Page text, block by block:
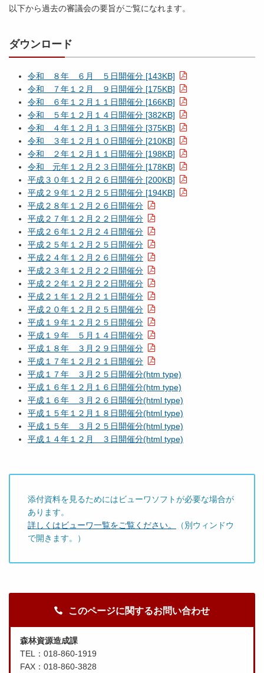
以下から過去の審議会の要旨がご覧になれます。
ダウンロード
令和 ８年 ６月 ５日開催分 [143KB]
令和 ７年１２月 ９日開催分 [175KB]
令和 ６年１２月１１日開催分 [166KB]
令和 ５年１２月１４日開催分 [382KB]
令和 ４年１２月１３日開催分 [375KB]
令和 ３年１２月１０日開催分 [210KB]
令和 ２年１２月１１日開催分 [198KB]
令和 元年１２月２３日開催分 [178KB]
平成３０年１２月２６日開催分 [200KB]
平成２９年１２月２５日開催分 [194KB]
平成２８年１２月２６日開催分
平成２７年１２月２２日開催分
平成２６年１２月２４日開催分
平成２５年１２月２５日開催分
平成２４年１２月２６日開催分
平成２３年１２月２２日開催分
平成２２年１２月２２日開催分
平成２１年１２月２１日開催分
平成２０年１２月２５日開催分
平成１９年１２月２５日開催分
平成１９年 ５月１４日開催分
平成１８年 ３月２９日開催分
平成１７年１２月２１日開催分
平成１７年 ３月２５日開催分(htm type)
平成１６年１２月１６日開催分(htm type)
平成１６年 ３月２６日開催分(html type)
平成１５年１２月１８日開催分(html type)
平成１５年 ３月２５日開催分(html type)
平成１４年１２月 ３日開催分(html type)
添付資料を見るためにはビューワソフトが必要な場合が
あります。
詳しくはビューワ一覧をご覧ください。
（別ウィンドウ
で開きます。）
このページに関するお問い合わせ
森林資源造成課
TEL：018-860-1919
FAX：018-860-3828